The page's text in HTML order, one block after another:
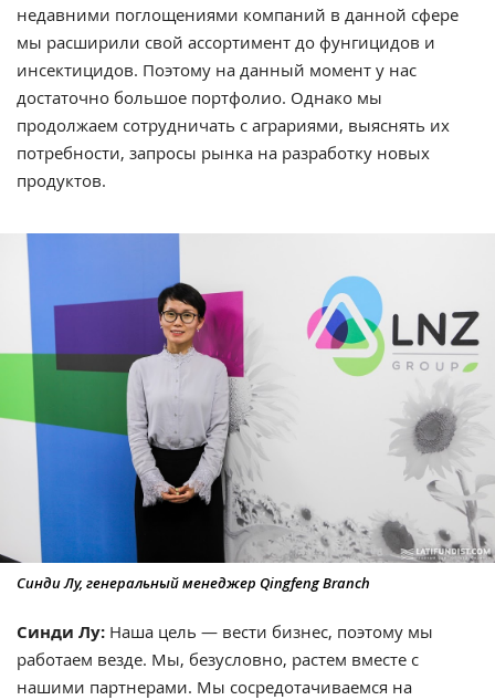
недавними поглощениями компаний в данной сфере
мы расширили свой ассортимент до фунгицидов и
инсектицидов. Поэтому на данный момент у нас
достаточно большое портфолио. Однако мы
продолжаем сотрудничать с аграриями, выяснять их
потребности, запросы рынка на разработку новых
продуктов.
Синди Лу, генеральный менеджер Qingfeng Branch
Синди Лу: Наша цель — вести бизнес, поэтому мы
работаем везде. Мы, безусловно, растем вместе с
нашими партнерами. Мы сосредотачиваемся на